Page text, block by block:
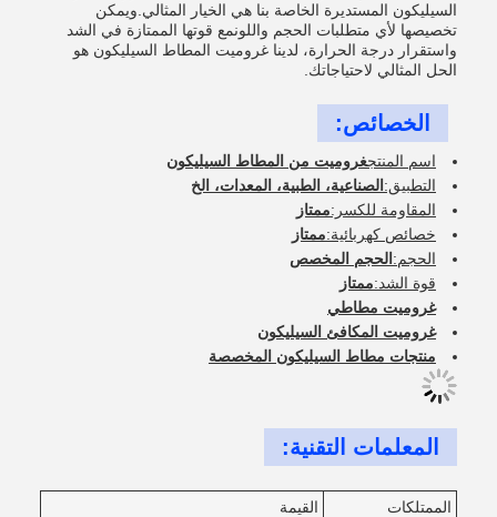
السيليكون المستديرة الخاصة بنا هي الخيار المثالي.ويمكن
تخصيصها لأي متطلبات الحجم واللونمع قوتها الممتازة في الشد
واستقرار درجة الحرارة، لدينا غروميت المطاط السيليكون هو
الحل المثالي لاحتياجاتك.
الخصائص:
اسم المنتجغروميت من المطاط السيليكون
التطبيق: الصناعية، الطبية، المعدات، الخ
المقاومة للكسر:ممتاز
خصائص كهربائية:ممتاز
الحجم: الحجم المخصص
قوة الشد:ممتاز
غروميت مطاطي
غروميت المكافئ السيليكون
منتجات مطاط السيليكون المخصصة
المعلمات التقنية:
الممتلكات
القيمة